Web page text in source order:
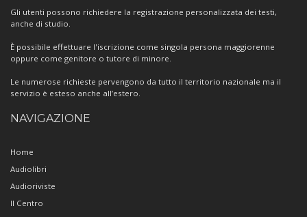
Gli utenti possono richiedere la registrazione personalizzata dei testi,
anche di studio.
È possibile effettuare l'iscrizione come singola persona maggiorenne
oppure come genitore o tutore di minore.
Le numerose richieste pervengono da tutto il territorio nazionale ma il
servizio è esteso anche all’estero.
NAVIGAZIONE
Home
Audiolibri
Audioriviste
Il Centro